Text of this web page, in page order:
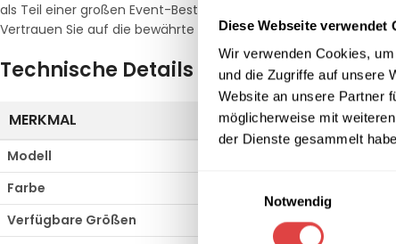
Diese Webseite verwendet
Wir verwenden Cookies,
und die Zugriffe auf unsere
Website an unsere Partner
möglicherweise mit
der Dienste gesammelt
Notwendig
als Teil einer großen Event-Bestuhlung: Dieser Tisch vereint
Vertrauen Sie auf die bewährte Qualität von Gastro Uzal.
Technische Details im Überblick
MERKMAL
Modell
Farbe
Verfügbare Größen
2 Varianten